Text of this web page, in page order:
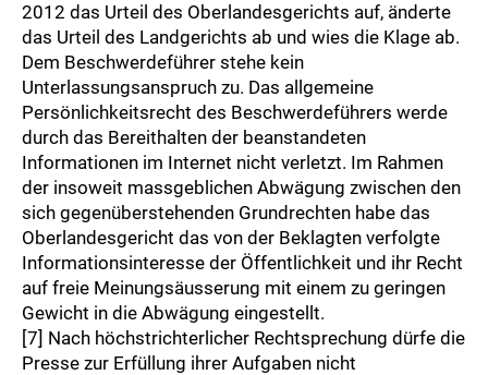
2012 das Urteil des Oberlandesgerichts auf, änderte
das Urteil des Landgerichts ab und wies die Klage ab.
Dem Beschwerdeführer stehe kein
Unterlassungsanspruch zu. Das allgemeine
Persönlichkeitsrecht des Beschwerdeführers werde
durch das Bereithalten der beanstandeten
Informationen im Internet nicht verletzt. Im Rahmen
der insoweit massgeblichen Abwägung zwischen den
sich gegenüberstehenden Grundrechten habe das
Oberlandesgericht das von der Beklagten verfolgte
Informationsinteresse der Öffentlichkeit und ihr Recht
auf freie Meinungsäusserung mit einem zu geringen
Gewicht in die Abwägung eingestellt.
[7] Nach höchstrichterlicher Rechtsprechung dürfe die
Presse zur Erfüllung ihrer Aufgaben nicht